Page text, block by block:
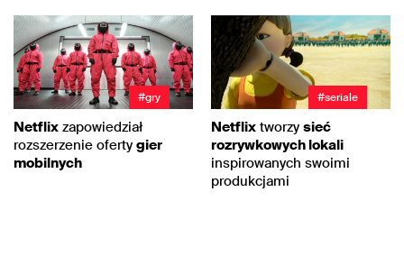
#gry
Netflix zapowiedział
rozszerzenie oferty gier
mobilnych
#seriale
Netflix tworzy sieć
rozrywkowych lokali
inspirowanych swoimi
produkcjami